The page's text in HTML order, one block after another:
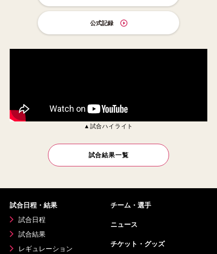
公式記録
▲試合ハイライト
試合結果一覧
試合日程・結果
試合日程
試合結果
レギュレーション
チーム・選手
ニュース
チケット・グッズ